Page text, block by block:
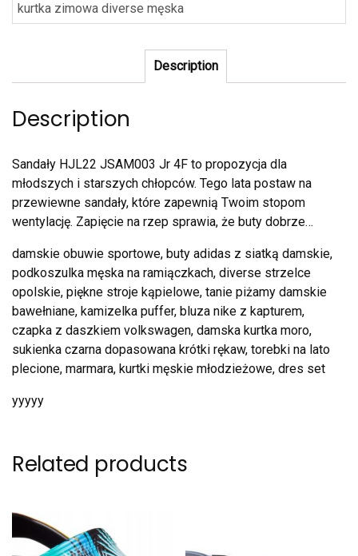
kurtka zimowa diverse męska
Description
Description
Sandały HJL22 JSAM003 Jr 4F to propozycja dla
młodszych i starszych chłopców. Tego lata postaw na
przewiewne sandały, które zapewnią Twoim stopom
wentylację. Zapięcie na rzep sprawia, że buty dobrze…
damskie obuwie sportowe, buty adidas z siatką damskie,
podkoszulka męska na ramiączkach, diverse strzelce
opolskie, piękne stroje kąpielowe, tanie piżamy damskie
bawełniane, kamizelka puffer, bluza nike z kapturem,
czapka z daszkiem volkswagen, damska kurtka moro,
sukienka czarna dopasowana krótki rękaw, torebki na lato
plecione, marmara, kurtki męskie młodzieżowe, dres set
yyyyy
Related products